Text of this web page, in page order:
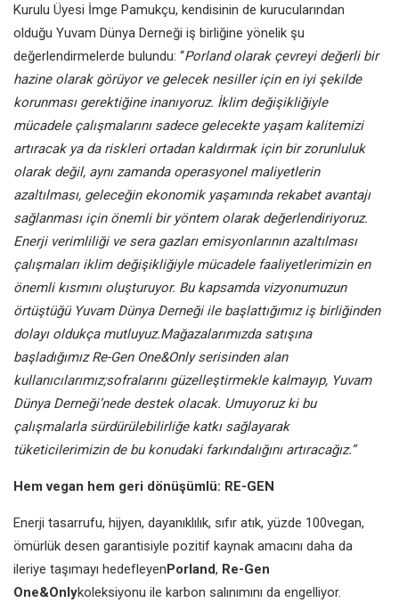
Kurulu Üyesi İmge Pamukçu, kendisinin de kurucularından
olduğu Yuvam Dünya Derneği iş birliğine yönelik şu
değerlendirmelerde bulundu: “Porland olarak çevreyi değerli bir
hazine olarak görüyor ve gelecek nesiller için en iyi şekilde
korunması gerektiğine inanıyoruz. İklim değişikliğiyle
mücadele çalışmalarını sadece gelecekte yaşam kalitemizi
artıracak ya da riskleri ortadan kaldırmak için bir zorunluluk
olarak değil, aynı zamanda operasyonel maliyetlerin
azaltılması, geleceğin ekonomik yaşamında rekabet avantajı
sağlanması için önemli bir yöntem olarak değerlendiriyoruz.
Enerji verimliliği ve sera gazları emisyonlarının azaltılması
çalışmaları iklim değişikliğiyle mücadele faaliyetlerimizin en
önemli kısmını oluşturuyor. Bu kapsamda vizyonumuzun
örtüştüğü Yuvam Dünya Derneği ile başlattığımız iş birliğinden
dolayı oldukça mutluyuz.Mağazalarımızda satışına
başladığımız Re-Gen One&Only serisinden alan
kullanıcılarımız;sofralarını güzelleştirmekle kalmayıp, Yuvam
Dünya Derneği’nede destek olacak. Umuyoruz ki bu
çalışmalarla sürdürülebilirliğe katkı sağlayarak
tüketicilerimizin de bu konudaki farkındalığını artıracağız.”
Hem vegan hem geri dönüşümlü: RE-GEN
Enerji tasarrufu, hijyen, dayanıklılık, sıfır atık, yüzde 100vegan,
ömürlük desen garantisiyle pozitif kaynak amacını daha da
ileriye taşımayı hedefleyenPorland, Re-Gen
One&Onlykoleksiyonu ile karbon salınımını da engelliyor.